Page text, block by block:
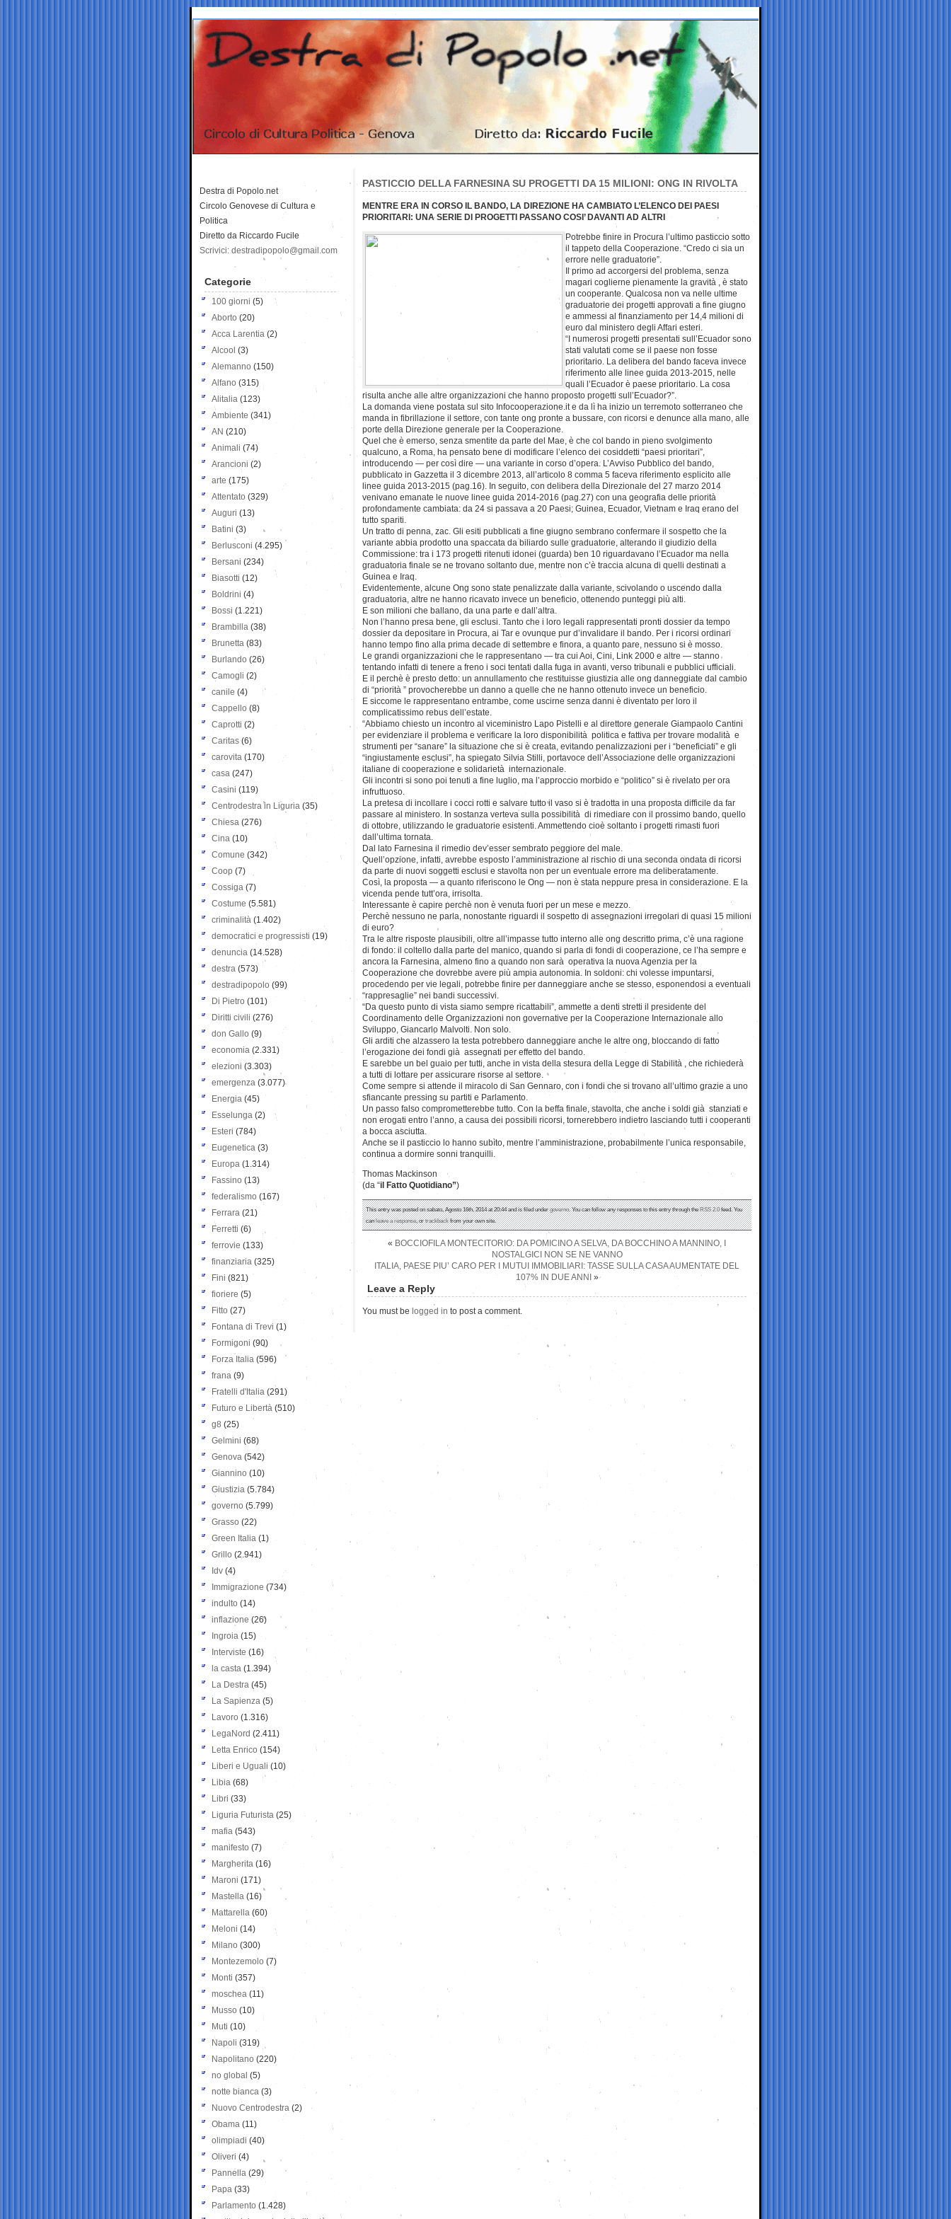
PASTICCIO DELLA FARNESINA SU PROGETTI DA 15 MILIONI: ONG IN RIVOLTA
MENTRE ERA IN CORSO IL BANDO, LA DIREZIONE HA CAMBIATO L’ELENCO DEI PAESI
PRIORITARI: UNA SERIE DI PROGETTI PASSANO COSI’ DAVANTI AD ALTRI
Potrebbe finire in Procura l’ultimo pasticcio sotto
il tappeto della Cooperazione. “Credo ci sia un
errore nelle graduatorie”.
Il primo ad accorgersi del problema, senza
magari coglierne pienamente la gravità , è stato
un cooperante. Qualcosa non va nelle ultime
graduatorie dei progetti approvati a fine giugno
e ammessi al finanziamento per 14,4 milioni di
euro dal ministero degli Affari esteri.
“I numerosi progetti presentati sull’Ecuador sono
stati valutati come se il paese non fosse
prioritario. La delibera del bando faceva invece
riferimento alle linee guida 2013-2015, nelle
quali l’Ecuador è paese prioritario. La cosa
risulta anche alle altre organizzazioni che hanno proposto progetti sull’Ecuador?”.
La domanda viene postata sul sito Infocooperazione.it e da lì ha inizio un terremoto sotterraneo che
manda in fibrillazione il settore, con tante ong pronte a bussare, con ricorsi e denunce alla mano, alle
porte della Direzione generale per la Cooperazione.
Quel che è emerso, senza smentite da parte del Mae, è che col bando in pieno svolgimento
qualcuno, a Roma, ha pensato bene di modificare l’elenco dei cosiddetti “paesi prioritari”,
introducendo — per così dire — una variante in corso d’opera. L’Avviso Pubblico del bando,
pubblicato in Gazzetta il 3 dicembre 2013, all’articolo 8 comma 5 faceva riferimento esplicito alle
linee guida 2013-2015 (pag.16). In seguito, con delibera della Direzionale del 27 marzo 2014
venivano emanate le nuove linee guida 2014-2016 (pag.27) con una geografia delle priorità
profondamente cambiata: da 24 si passava a 20 Paesi; Guinea, Ecuador, Vietnam e Iraq erano del
tutto spariti.
Un tratto di penna, zac. Gli esiti pubblicati a fine giugno sembrano confermare il sospetto che la
variante abbia prodotto una spaccata da biliardo sulle graduatorie, alterando il giudizio della
Commissione: tra i 173 progetti ritenuti idonei (guarda) ben 10 riguardavano l’Ecuador ma nella
graduatoria finale se ne trovano soltanto due, mentre non c’è traccia alcuna di quelli destinati a
Guinea e Iraq.
Evidentemente, alcune Ong sono state penalizzate dalla variante, scivolando o uscendo dalla
graduatoria, altre ne hanno ricavato invece un beneficio, ottenendo punteggi più alti.
E son milioni che ballano, da una parte e dall’altra.
Non l’hanno presa bene, gli esclusi. Tanto che i loro legali rappresentati pronti dossier da tempo
dossier da depositare in Procura, ai Tar e ovunque pur d’invalidare il bando. Per i ricorsi ordinari
hanno tempo fino alla prima decade di settembre e finora, a quanto pare, nessuno si è mosso.
Le grandi organizzazioni che le rappresentano — tra cui Aoi, Cini, Link 2000 e altre — stanno
tentando infatti di tenere a freno i soci tentati dalla fuga in avanti, verso tribunali e pubblici ufficiali.
E il perchè è presto detto: un annullamento che restituisse giustizia alle ong danneggiate dal cambio
di “priorità ” provocherebbe un danno a quelle che ne hanno ottenuto invece un beneficio.
E siccome le rappresentano entrambe, come uscirne senza danni è diventato per loro il
complicatissimo rebus dell’estate.
“Abbiamo chiesto un incontro al viceministro Lapo Pistelli e al direttore generale Giampaolo Cantini
per evidenziare il problema e verificare la loro disponibilità politica e fattiva per trovare modalità e
strumenti per “sanare” la situazione che si è creata, evitando penalizzazioni per i “beneficiati” e gli
“ingiustamente esclusi”, ha spiegato Silvia Stilli, portavoce dell’Associazione delle organizzazioni
italiane di cooperazione e solidarietà internazionale.
Gli incontri si sono poi tenuti a fine luglio, ma l’approccio morbido e “politico” si è rivelato per ora
infruttuoso.
La pretesa di incollare i cocci rotti e salvare tutto il vaso si è tradotta in una proposta difficile da far
passare al ministero. In sostanza verteva sulla possibilità di rimediare con il prossimo bando, quello
di ottobre, utilizzando le graduatorie esistenti. Ammettendo cioè soltanto i progetti rimasti fuori
dall’ultima tornata.
Dal lato Farnesina il rimedio dev’esser sembrato peggiore del male.
Quell’opzione, infatti, avrebbe esposto l’amministrazione al rischio di una seconda ondata di ricorsi
da parte di nuovi soggetti esclusi e stavolta non per un eventuale errore ma deliberatamente.
Così, la proposta — a quanto riferiscono le Ong — non è stata neppure presa in considerazione. E la
vicenda pende tutt’ora, irrisolta.
Interessante è capire perchè non è venuta fuori per un mese e mezzo.
Perchè nessuno ne parla, nonostante riguardi il sospetto di assegnazioni irregolari di quasi 15 milioni
di euro?
Tra le altre risposte plausibili, oltre all’impasse tutto interno alle ong descritto prima, c’è una ragione
di fondo: il coltello dalla parte del manico, quando si parla di fondi di cooperazione, ce l’ha sempre e
ancora la Farnesina, almeno fino a quando non sarà operativa la nuova Agenzia per la
Cooperazione che dovrebbe avere più ampia autonomia. In soldoni: chi volesse impuntarsi,
procedendo per vie legali, potrebbe finire per danneggiare anche se stesso, esponendosi a eventuali
“rappresaglie” nei bandi successivi.
“Da questo punto di vista siamo sempre ricattabili”, ammette a denti stretti il presidente del
Coordinamento delle Organizzazioni non governative per la Cooperazione Internazionale allo
Sviluppo, Giancarlo Malvolti. Non solo.
Gli arditi che alzassero la testa potrebbero danneggiare anche le altre ong, bloccando di fatto
l’erogazione dei fondi già assegnati per effetto del bando.
E sarebbe un bel guaio per tutti, anche in vista della stesura della Legge di Stabilità , che richiederà
a tutti di lottare per assicurare risorse al settore.
Come sempre si attende il miracolo di San Gennaro, con i fondi che si trovano all’ultimo grazie a uno
sfiancante pressing su partiti e Parlamento.
Un passo falso comprometterebbe tutto. Con la beffa finale, stavolta, che anche i soldi già stanziati e
non erogati entro l’anno, a causa dei possibili ricorsi, tornerebbero indietro lasciando tutti i cooperanti
a bocca asciutta.
Anche se il pasticcio lo hanno subìto, mentre l’amministrazione, probabilmente l’unica responsabile,
continua a dormire sonni tranquilli.
Thomas Mackinson
(da “il Fatto Quotidiano”)
This entry was posted on sabato, Agosto 16th, 2014 at 20:44 and is filed undergoverno. You can follow any responses to this entry through theRSS 2.0feed. You
canleave a response, ortrackbackfrom your own site.
« BOCCIOFILA MONTECITORIO: DA POMICINO A SELVA, DA BOCCHINO A MANNINO, I
NOSTALGICI NON SE NE VANNO
ITALIA, PAESE PIU’ CARO PER I MUTUI IMMOBILIARI: TASSE SULLA CASA AUMENTATE DEL
107% IN DUE ANNI »
Leave a Reply
You must be logged in to post a comment.
Destra di Popolo.net
Circolo Genovese di Cultura e
Politica
Diretto da Riccardo Fucile
Scrivici: destradipopolo@gmail.com
Categorie
100 giorni (5)
Aborto (20)
Acca Larentia (2)
Alcool (3)
Alemanno (150)
Alfano (315)
Alitalia (123)
Ambiente (341)
AN (210)
Animali (74)
Arancioni (2)
arte (175)
Attentato (329)
Auguri (13)
Batini (3)
Berlusconi (4.295)
Bersani (234)
Biasotti (12)
Boldrini (4)
Bossi (1.221)
Brambilla (38)
Brunetta (83)
Burlando (26)
Camogli (2)
canile (4)
Cappello (8)
Caprotti (2)
Caritas (6)
carovita (170)
casa (247)
Casini (119)
Centrodestra in Liguria (35)
Chiesa (276)
Cina (10)
Comune (342)
Coop (7)
Cossiga (7)
Costume (5.581)
criminalità (1.402)
democratici e progressisti (19)
denuncia (14.528)
destra (573)
destradipopolo (99)
Di Pietro (101)
Diritti civili (276)
don Gallo (9)
economia (2.331)
elezioni (3.303)
emergenza (3.077)
Energia (45)
Esselunga (2)
Esteri (784)
Eugenetica (3)
Europa (1.314)
Fassino (13)
federalismo (167)
Ferrara (21)
Ferretti (6)
ferrovie (133)
finanziaria (325)
Fini (821)
fioriere (5)
Fitto (27)
Fontana di Trevi (1)
Formigoni (90)
Forza Italia (596)
frana (9)
Fratelli d'Italia (291)
Futuro e Libertà (510)
g8 (25)
Gelmini (68)
Genova (542)
Giannino (10)
Giustizia (5.784)
governo (5.799)
Grasso (22)
Green Italia (1)
Grillo (2.941)
Idv (4)
Immigrazione (734)
indulto (14)
inflazione (26)
Ingroia (15)
Interviste (16)
la casta (1.394)
La Destra (45)
La Sapienza (5)
Lavoro (1.316)
LegaNord (2.411)
Letta Enrico (154)
Liberi e Uguali (10)
Libia (68)
Libri (33)
Liguria Futurista (25)
mafia (543)
manifesto (7)
Margherita (16)
Maroni (171)
Mastella (16)
Mattarella (60)
Meloni (14)
Milano (300)
Montezemolo (7)
Monti (357)
moschea (11)
Musso (10)
Muti (10)
Napoli (319)
Napolitano (220)
no global (5)
notte bianca (3)
Nuovo Centrodestra (2)
Obama (11)
olimpiadi (40)
Oliveri (4)
Pannella (29)
Papa (33)
Parlamento (1.428)